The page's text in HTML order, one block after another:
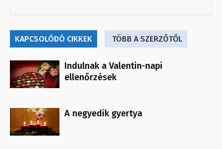
KAPCSOLÓDÓ CIKKEK TÖBB A SZERZŐTŐL
Indulnak a Valentin-napi
ellenőrzések
A negyedik gyertya